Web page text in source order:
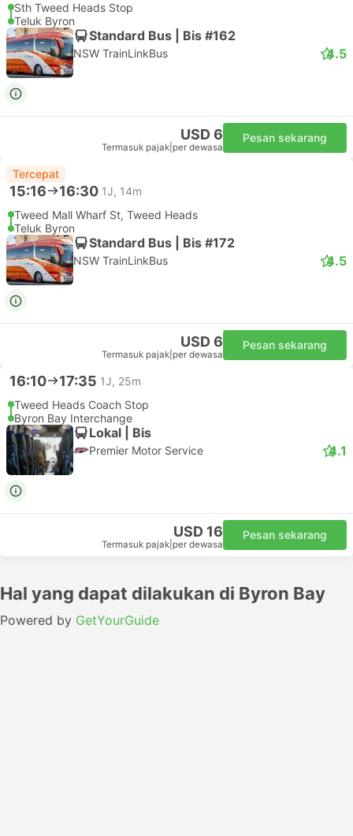
Sth Tweed Heads Stop
Teluk Byron
Standard Bus | Bis #162
NSW TrainLinkBus 4.5
USD 6
Termasuk pajak per dewasa
Pesan sekarang
Tercepat
15:16 16:30 1J, 14m
Tweed Mall Wharf St, Tweed Heads
Teluk Byron
Standard Bus | Bis #172
NSW TrainLinkBus 4.5
USD 6
Termasuk pajak per dewasa
Pesan sekarang
16:10 17:35 1J, 25m
Tweed Heads Coach Stop
Byron Bay Interchange
Lokal | Bis
Premier Motor Service 4.1
USD 16
Termasuk pajak per dewasa
Pesan sekarang
Hal yang dapat dilakukan di Byron Bay
Powered by GetYourGuide